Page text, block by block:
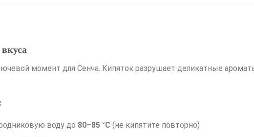
момент для Сенча. Кипяток разрушает деликатные
воду до 80–85 °C (не кипятите повторно)